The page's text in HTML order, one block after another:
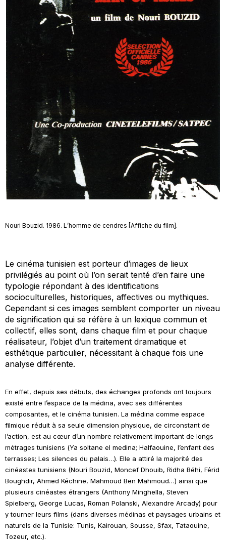
Nouri Bouzid. 1986. L’homme de cendres [Affiche du film].
Le cinéma tunisien est porteur d’images de lieux
privilégiés au point où l’on serait tenté d’en faire une
typologie répondant à des identifications
socioculturelles, historiques, affectives ou mythiques.
Cependant si ces images semblent comporter un niveau
de signification qui se réfère à un lexique commun et
collectif, elles sont, dans chaque film et pour chaque
réalisateur, l’objet d’un traitement dramatique et
esthétique particulier, nécessitant à chaque fois une
analyse différente.
En effet, depuis ses débuts, des échanges profonds ont toujours
existé entre l’espace de la médina, avec ses différentes
composantes, et le cinéma tunisien. La médina comme espace
filmique réduit à sa seule dimension physique, de circonstant de
l’action, est au cœur d’un nombre relativement important de longs
métrages tunisiens (Ya soltane el medina; Halfaouine, l’enfant des
terrasses; Les silences du palais…). Elle a attiré la majorité des
cinéastes tunisiens (Nouri Bouzid, Moncef Dhouib, Ridha Béhi, Férid
Boughdir, Ahmed Kéchine, Mahmoud Ben Mahmoud…) ainsi que
plusieurs cinéastes étrangers (Anthony Minghella, Steven
Spielberg, George Lucas, Roman Polanski, Alexandre Arcady) pour
y tourner leurs films (dans diverses médinas et paysages urbains et
naturels de la Tunisie: Tunis, Kairouan, Sousse, Sfax, Tataouine,
Tozeur, etc.).